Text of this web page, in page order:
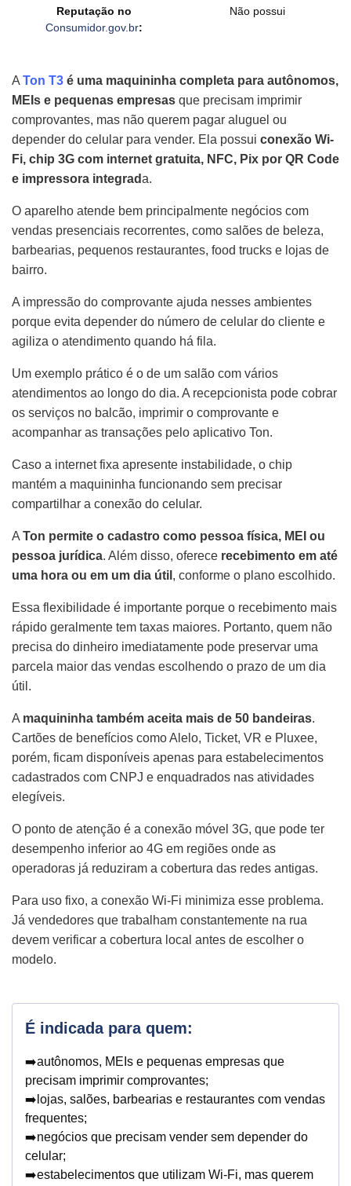
Reputação no
Consumidor.gov.br:
Não possui
A Ton T3 é uma maquininha completa para autônomos,
MEIs e pequenas empresas que precisam imprimir
comprovantes, mas não querem pagar aluguel ou
depender do celular para vender. Ela possui conexão Wi-
Fi, chip 3G com internet gratuita, NFC, Pix por QR Code
e impressora integrada.
O aparelho atende bem principalmente negócios com
vendas presenciais recorrentes, como salões de beleza,
barbearias, pequenos restaurantes, food trucks e lojas de
bairro.
A impressão do comprovante ajuda nesses ambientes
porque evita depender do número de celular do cliente e
agiliza o atendimento quando há fila.
Um exemplo prático é o de um salão com vários
atendimentos ao longo do dia. A recepcionista pode cobrar
os serviços no balcão, imprimir o comprovante e
acompanhar as transações pelo aplicativo Ton.
Caso a internet fixa apresente instabilidade, o chip
mantém a maquininha funcionando sem precisar
compartilhar a conexão do celular.
A Ton permite o cadastro como pessoa física, MEI ou
pessoa jurídica. Além disso, oferece recebimento em até
uma hora ou em um dia útil , conforme o plano escolhido.
Essa flexibilidade é importante porque o recebimento mais
rápido geralmente tem taxas maiores. Portanto, quem não
precisa do dinheiro imediatamente pode preservar uma
parcela maior das vendas escolhendo o prazo de um dia
útil.
A maquininha também aceita mais de 50 bandeiras.
Cartões de benefícios como Alelo, Ticket, VR e Pluxee,
porém, ficam disponíveis apenas para estabelecimentos
cadastrados com CNPJ e enquadrados nas atividades
elegíveis.
O ponto de atenção é a conexão móvel 3G, que pode ter
desempenho inferior ao 4G em regiões onde as
operadoras já reduziram a cobertura das redes antigas.
Para uso fixo, a conexão Wi-Fi minimiza esse problema.
Já vendedores que trabalham constantemente na rua
devem verificar a cobertura local antes de escolher o
modelo.
É indicada para quem:
➡️autônomos, MEIs e pequenas empresas que
precisam imprimir comprovantes;
➡️lojas, salões, barbearias e restaurantes com vendas
frequentes;
➡️negócios que precisam vender sem depender do
celular;
➡️estabelecimentos que utilizam Wi-Fi, mas querem